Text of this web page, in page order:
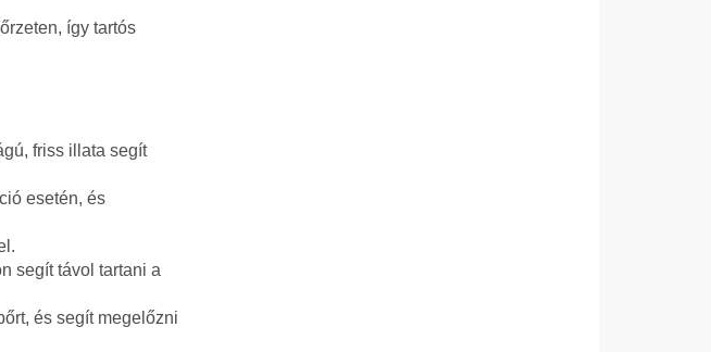
így tartós
friss illata segít
esetén, és
segít távol tartani a
és segít megelőzni